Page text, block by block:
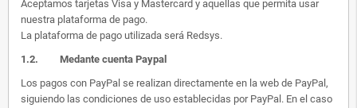
Aceptamos tarjetas Visa y Mastercard y aquellas que permita usar
nuestra plataforma de pago.
La plataforma de pago utilizada será Redsys.
1.2. Medante cuenta Paypal
Los pagos con PayPal se realizan directamente en la web de PayPal,
siguiendo las condiciones de uso establecidas por PayPal. En el caso